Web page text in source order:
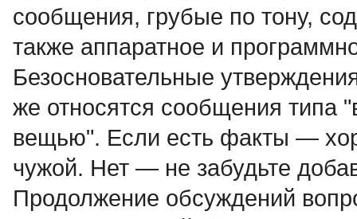
сообщения, грубые по тону,
также аппаратное и
Безосновательные
же относятся сообщения типа
вещью". Если есть факты —
чужой. Нет — не забудьте
Продолжение обсyждений